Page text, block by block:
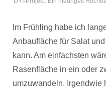
Im Frühling habe ich
Anbaufläche für Salat
kann. Am einfachsten
Rasenfläche in ein oder
umzuwandeln. Irgendwie